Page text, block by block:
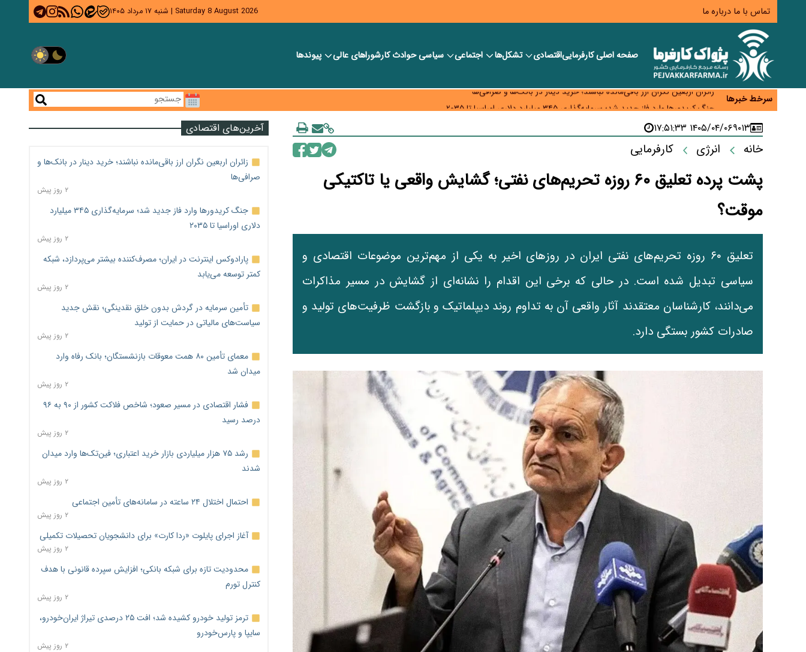
تماس با ما درباره ما Saturday 8 August 2026
| شنبه ۱۷ مرداد ۱۴۰۵
صفحه اصلیکارفرماییاقتصادی تشکل‌ها اجتماعی سیاسیحوادث کارشورا‎های عالی پیوندها
سرخط خبرها
همایش و مسابقه نذری ماه صفر برگزار شد
زائران اربعین نگران ارز باقی‌مانده نباشند؛ خرید دینار در بانک‌ها و صرافی‌ها
جنگ کریدورها وارد فاز جدید شد؛ سرمایه‌گذاری ۳۴۵ میلیارد دلاری اوراسیا تا ۲۰۳۵
تأمین سرمایه در گردش بدون خلق نقدینگی؛ نقش جدید سیاست‌های مالیاتی در حمایت از تولید
۹۰۱۳۱۴۰۵/۰۴/۰۶ ۱۷:۵۱:۳۳
خانه انرژی کارفرمایی
پشت پرده تعلیق ۶۰ روزه تحریم‌های نفتی؛ گشایش واقعی یا تاکتیکی
موقت؟
تعلیق ۶۰ روزه تحریم‌های نفتی ایران در روزهای اخیر به یکی از مهم‌ترین موضوعات اقتصادی و
سیاسی تبدیل شده است. در حالی که برخی این اقدام را نشانه‌ای از گشایش در مسیر مذاکرات
می‌دانند، کارشناسان معتقدند آثار واقعی آن به تداوم روند دیپلماتیک و بازگشت ظرفیت‌های تولید و
صادرات کشور بستگی دارد.
آخرین‌های اقتصادی
زائران اربعین نگران ارز باقی‌مانده نباشند؛ خرید دینار در بانک‌ها و
صرافی‌ها
۲ روز پیش
جنگ کریدورها وارد فاز جدید شد؛ سرمایه‌گذاری ۳۴۵ میلیارد
دلاری اوراسیا تا ۲۰۳۵
۲ روز پیش
پارادوکس اینترنت در ایران؛ مصرف‌کننده بیشتر می‌پردازد، شبکه
کمتر توسعه می‌یابد
۲ روز پیش
تأمین سرمایه در گردش بدون خلق نقدینگی؛ نقش جدید
سیاست‌های مالیاتی در حمایت از تولید
۲ روز پیش
معمای تأمین ۸۰ همت معوقات بازنشستگان؛ بانک رفاه وارد
میدان شد
۲ روز پیش
فشار اقتصادی در مسیر صعود؛ شاخص فلاکت کشور از ۹۰ به ۹۶
درصد رسید
۲ روز پیش
رشد ۷۵ هزار میلیاردی بازار خرید اعتباری؛ فین‌تک‌ها وارد میدان
شدند
۲ روز پیش
احتمال اختلال ۲۴ ساعته در سامانه‌های تأمین اجتماعی
۲ روز پیش
آغاز اجرای پایلوت «ردا کارت» برای دانشجویان تحصیلات تکمیلی
۲ روز پیش
محدودیت تازه برای شبکه بانکی؛ افزایش سپرده قانونی با هدف
کنترل تورم
۲ روز پیش
ترمز تولید خودرو کشیده شد؛ افت ۲۵ درصدی تیراژ ایران‌خودرو،
سایپا و پارس‌خودرو
۲ روز پیش